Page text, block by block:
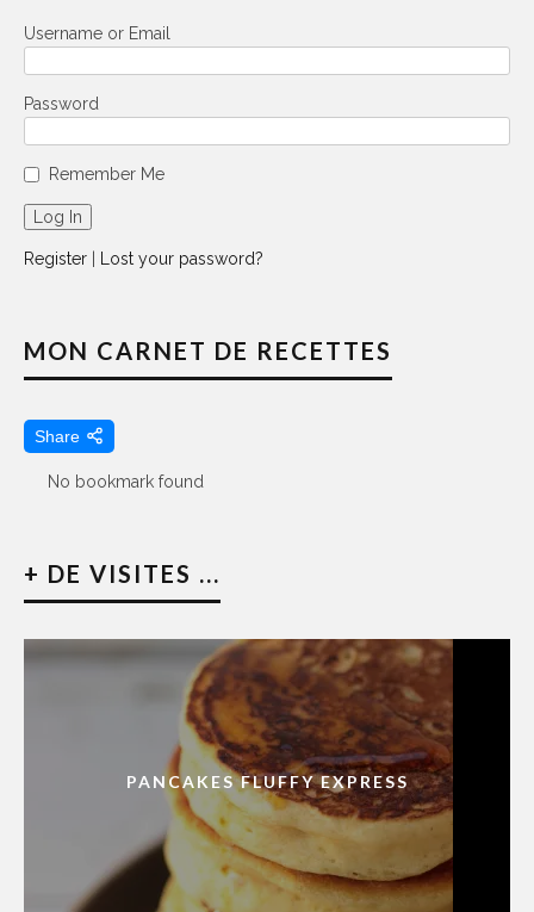
Username or Email
Password
Remember Me
Register Lost your password?
MON CARNET DE RECETTES
Share
No bookmark found
+ DE VISITES ...
PANCAKES FLUFFY EXPRESS